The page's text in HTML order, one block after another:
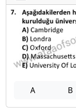
A B